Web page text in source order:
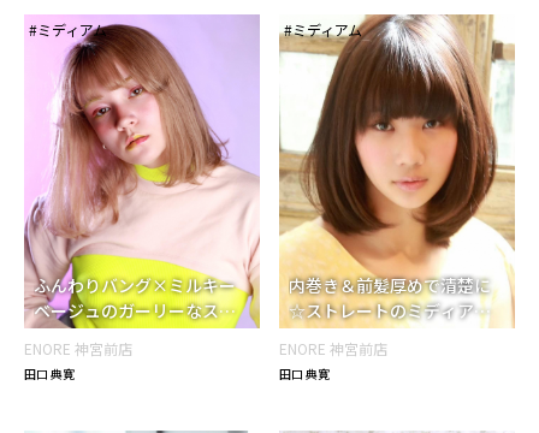
#ミディアム
ふんわりバング×ミルキー
ベージュのガーリーなスト
レートミディ
ENORE 神宮前店
田口 典寛
#ミディアム
内巻き＆前髪厚めで清楚に
☆ストレートのミディアム
ボブ
ENORE 神宮前店
田口 典寛